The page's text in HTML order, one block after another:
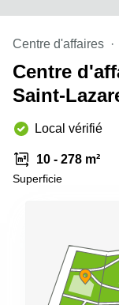
Centre d'affaires
Centre
Saint-
Local vérifié
10 - 278 m²
Superficie